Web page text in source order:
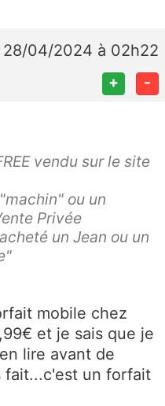
28/04/2024 à 02h22
+ -
vendu sur le site
ou un
Privée
un Jean ou un
mobile chez
et je sais que je
lire avant de
fait...c'est un forfait